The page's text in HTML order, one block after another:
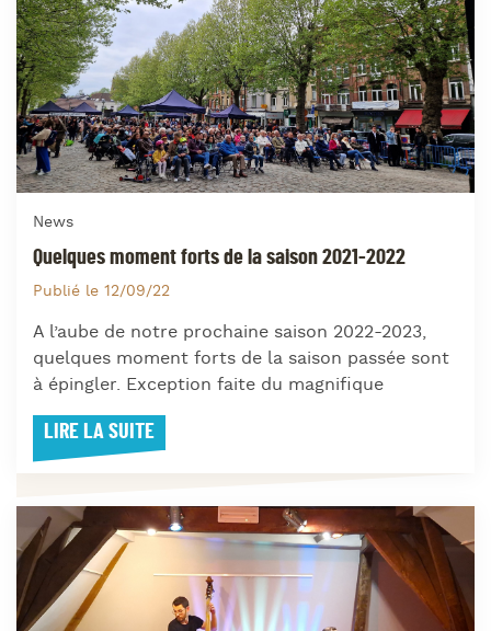
News
Quelques moment forts de la saison 2021-2022
Publié le 12/09/22
A l’aube de notre prochaine saison 2022-2023,
quelques moment forts de la saison passée sont
à épingler. Exception faite du magnifique
LIRE LA SUITE